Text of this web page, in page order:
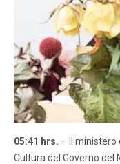
05:41 hrs. – Il ministero
Cultura del Governo del